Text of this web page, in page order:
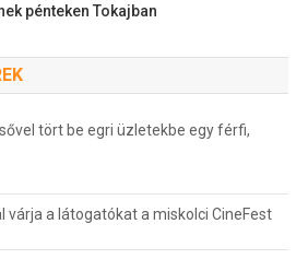
pénteken Tokajban
tört be egri üzletekbe egy férfi,
várja a látogatókat a miskolci CineFest